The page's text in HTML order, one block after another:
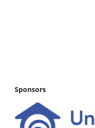
Sponsors